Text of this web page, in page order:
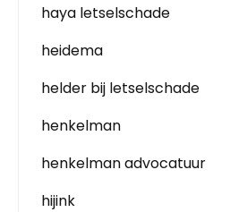
haya letselschade
heidema
helder bij letselschade
henkelman
henkelman advocatuur
hijink